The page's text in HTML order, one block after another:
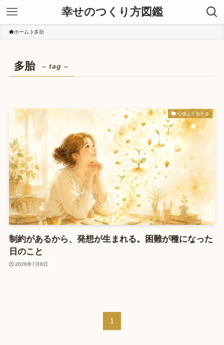
幸せのつくり方図鑑
ホーム 多胎
多胎 – tag –
心地よく生きる
制約があるから、発想が生まれる。困難が種になった
日のこと
2026年7月8日
1